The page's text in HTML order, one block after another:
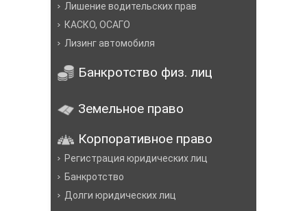
Лишение водительских прав
КАСКО, ОСАГО
Лизинг автомобиля
Банкротство физ. лиц
Земельное право
Корпоративное право
Регистрация юридических лиц
Банкротство
Долги юридических лиц